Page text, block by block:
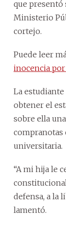
que presentó
Ministerio
cortejo.
Puede leer
inocencia por
La
obtener el
sobre ella
universitaria.
“A mi hija le
defensa, a la
lamentó.